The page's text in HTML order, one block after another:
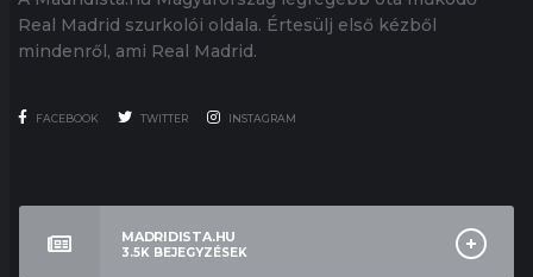
Real Madrid szurkolói oldala. Értesülj első kézből
mindenről, ami Real Madrid.
FACEBOOK TWITTER INSTAGRAM
MADRIDISTA.HU
3.5K BEJEGYZÉSEK